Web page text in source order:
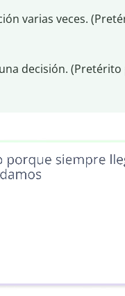
varias veces.
una decisión.